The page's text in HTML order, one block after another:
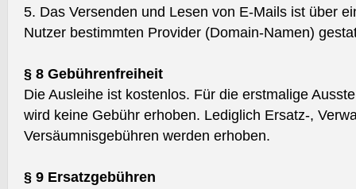
5. Das Versenden und Lesen von E-Mails ist über
Nutzer bestimmten Provider (Domain-Namen)
§ 8 Gebührenfreiheit
Die Ausleihe ist kostenlos. Für die erstmalige
wird keine Gebühr erhoben. Lediglich Ersatz-,
Versäumnisgebühren werden erhoben.
§ 9 Ersatzgebühren